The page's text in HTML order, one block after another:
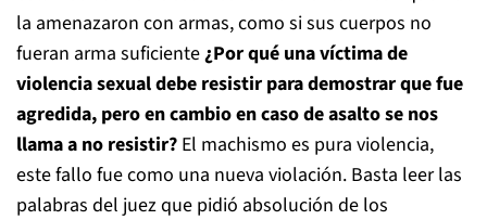
la amenazaron con armas, como si sus cuerpos no
fueran arma suficiente¿Por qué una víctima de
violencia sexual debe resistir para demostrar que fue
agredida, pero en cambio en caso de asalto se nos
llama a no resistir? El machismo es pura violencia,
este fallo fue como una nueva violación. Basta leer las
palabras del juez que pidió absolución de los